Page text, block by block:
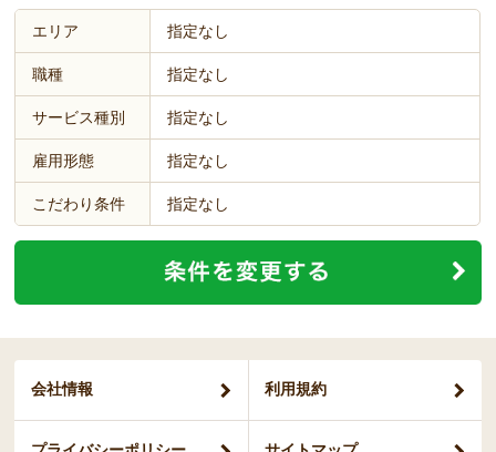
エリア 指定なし
職種 指定なし
サービス種別 指定なし
雇用形態 指定なし
こだわり条件 指定なし
会社情報 利用規約